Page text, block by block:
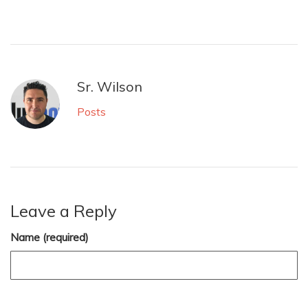
Sr. Wilson
Posts
Leave a Reply
Name (required)